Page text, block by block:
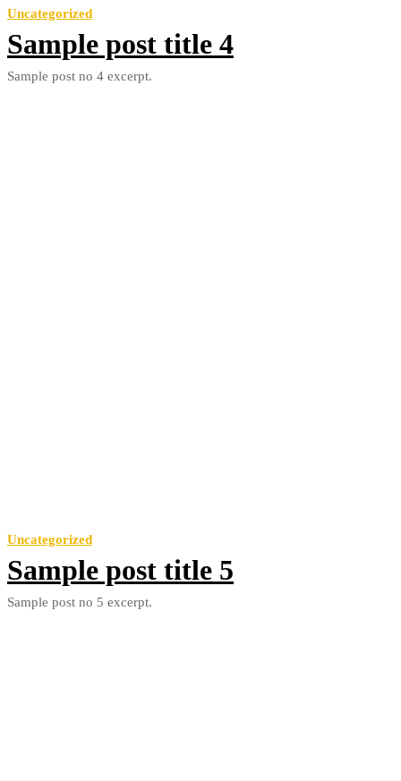
Uncategorized
Sample post title 4
Sample post no 4 excerpt.
Uncategorized
Sample post title 5
Sample post no 5 excerpt.